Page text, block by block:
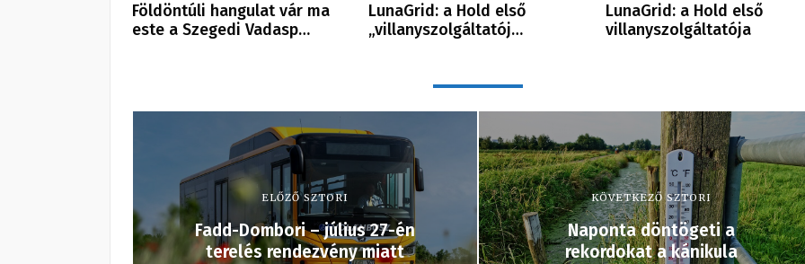
Földöntúli hangulat vár ma
este a Szegedi Vadasp…
LunaGrid: a Hold első
„villanyszolgáltatój…
LunaGrid: a Hold első
villanyszolgáltatója
ELŐZŐ SZTORI
Fadd-Dombori – július 27-én
terelés rendezvény miatt
KÖVETKEZŐ SZTORI
Naponta döntögeti a
rekordokat a kánikula